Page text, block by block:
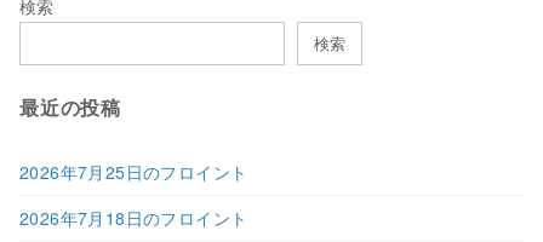
検索
検索
最近の投稿
2026年7月25日のフロイント
2026年7月18日のフロイント